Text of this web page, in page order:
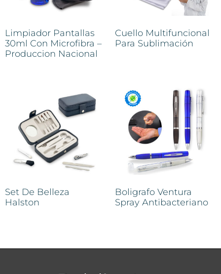
Limpiador Pantallas
30ml Con Microfibra –
Produccion Nacional
Cuello Multifuncional
Para Sublimación
Set De Belleza
Halston
Boligrafo Ventura
Spray Antibacteriano